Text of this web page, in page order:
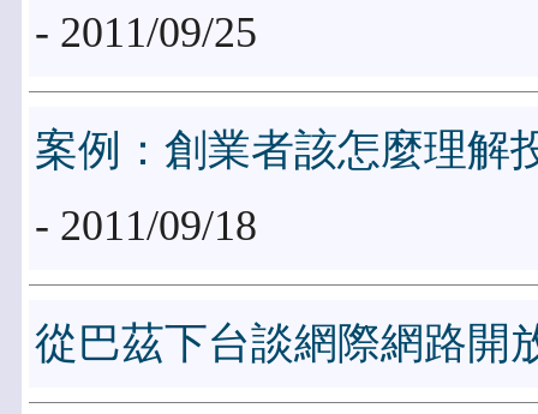
- 2011/09/25
案例：創業者該怎麼理解
- 2011/09/18
從巴茲下台談網際網路開